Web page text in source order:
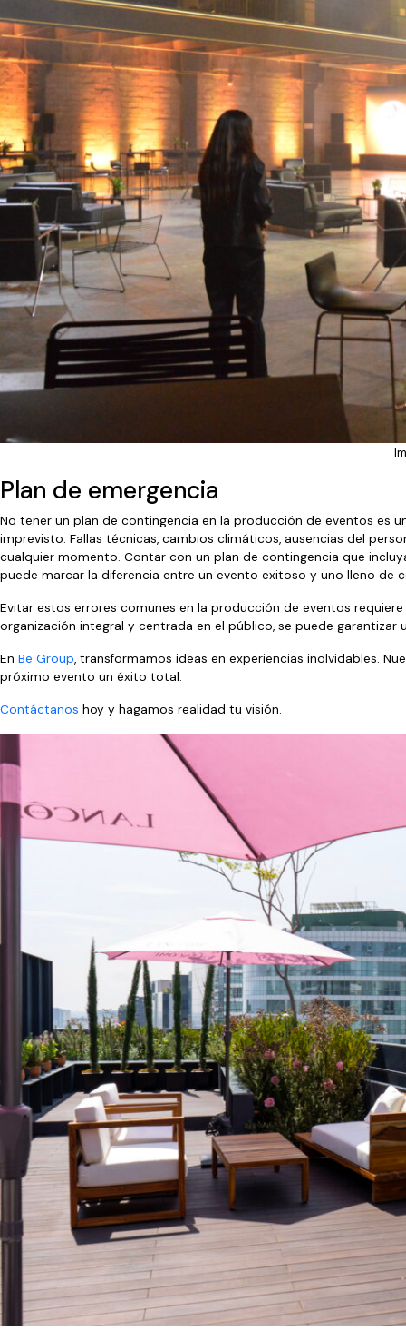
Plan de emergencia
No tener un plan de contingencia en la producción de eventos es
imprevisto. Fallas técnicas, cambios climáticos, ausencias del
cualquier momento. Contar con un plan de contingencia que
puede marcar la diferencia entre un evento exitoso y uno lleno de
Evitar estos errores comunes en la producción de eventos
organización integral y centrada en el público, se puede
En Be Group, transformamos ideas en experiencias inolvidables.
próximo evento un éxito total.
Contáctanos hoy y hagamos realidad tu visión.